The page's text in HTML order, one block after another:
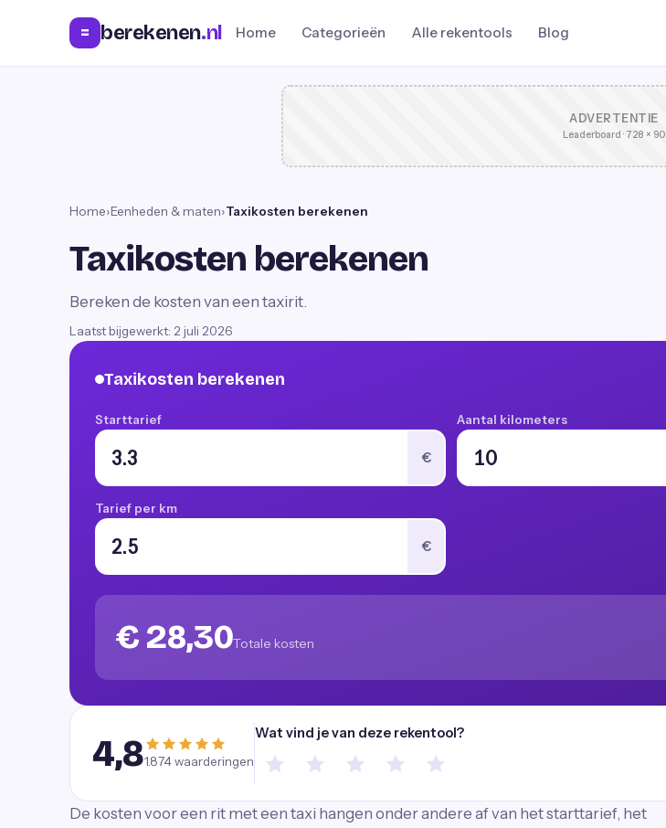
= berekenen.nl Home Categorieën Alle rekentools Blog
ADVERTENTIE
Leaderboard · 728 × 90
Home›Eenheden & maten›Taxikosten berekenen
Taxikosten berekenen
Bereken de kosten van een taxirit.
Laatst bijgewerkt: 2 juli 2026
Taxikosten berekenen
Starttarief
€
Aantal kilometers
Tarief per km
€
€ 28,30Totale kosten
4,81.874waarderingen
Wat vind je van deze rekentool?
De kosten voor een rit met een taxi hangen onder andere af van het starttarief, het